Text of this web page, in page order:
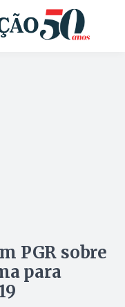
PGR sobre
para